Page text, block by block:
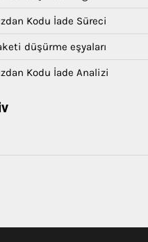
Kodu İade Süreci
düşürme eşyaları
Kodu İade Analizi